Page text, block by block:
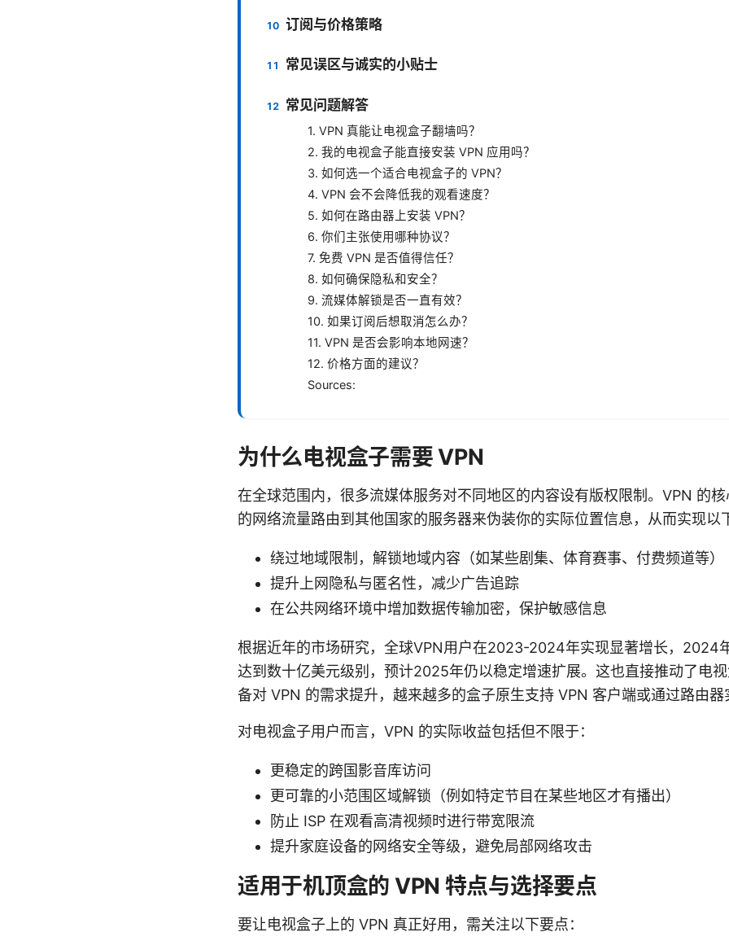
订阅与价格策略
常见误区与诚实的小贴士
常见问题解答
1. VPN 真能让电视盒子翻墙吗？
2. 我的电视盒子能直接安装 VPN 应用吗？
3. 如何选一个适合电视盒子的 VPN？
4. VPN 会不会降低我的观看速度？
5. 如何在路由器上安装 VPN？
6. 你们主张使用哪种协议？
7. 免费 VPN 是否值得信任？
8. 如何确保隐私和安全？
9. 流媒体解锁是否一直有效？
10. 如果订阅后想取消怎么办？
11. VPN 是否会影响本地网速？
12. 价格方面的建议？
Sources:
为什么电视盒子需要 VPN
在全球范围内，很多流媒体服务对不同地区的内容设有版权限制。VPN 的
的网络流量路由到其他国家的服务器来伪装你的实际位置信息，从而实现以
绕过地域限制，解锁地域内容（如某些剧集、体育赛事、付费频道等）
提升上网隐私与匿名性，减少广告追踪
在公共网络环境中增加数据传输加密，保护敏感信息
根据近年的市场研究，全球VPN用户在2023-2024年实现显著增长，2024
达到数十亿美元级别，预计2025年仍以稳定增速扩展。这也直接推动了电
备对 VPN 的需求提升，越来越多的盒子原生支持 VPN 客户端或通过路由
对电视盒子用户而言，VPN 的实际收益包括但不限于：
更稳定的跨国影音库访问
更可靠的小范围区域解锁（例如特定节目在某些地区才有播出）
防止 ISP 在观看高清视频时进行带宽限流
提升家庭设备的网络安全等级，避免局部网络攻击
适用于机顶盒的 VPN 特点与选择要点
要让电视盒子上的 VPN 真正好用，需关注以下要点：